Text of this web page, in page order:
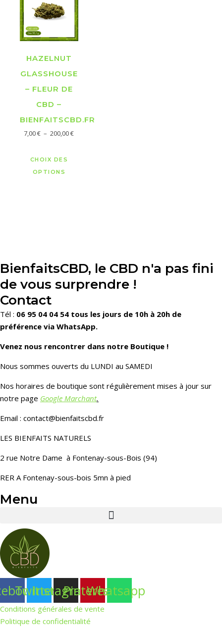
HAZELNUT
GLASSHOUSE
– FLEUR DE
CBD –
BIENFAITSCBD.FR
7,00€ – 200,00€Plage de prix : 7,00 € à 200,00 €
CHOIX DES
OPTIONS
BienfaitsCBD, le CBD n'a pas fini
de vous surprendre !
Contact
Tél : 06 95 04 04 54 tous les jours de 10h à 20h de
préférence via WhatsApp.
Venez nous rencontrer dans notre Boutique !
Nous sommes ouverts du LUNDI au SAMEDI
Nos horaires de boutique sont régulièrement mises à jour sur
notre page Google Marchant.
Email : contact@bienfaitscbd.fr
LES BIENFAITS NATURELS
2 rue Notre Dame à Fontenay-sous-Bois (94)
RER A Fontenay-sous-bois 5mn à pied
Menu
Twitter
Instagram
Pinterest
Whatsapp
Conditions générales de vente
Politique de confidentialité